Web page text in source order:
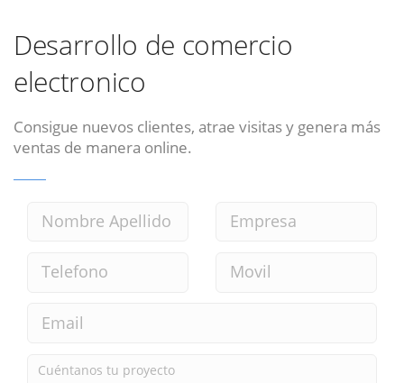
Desarrollo de comercio
electronico
Consigue nuevos clientes, atrae visitas y genera más
ventas de manera online.